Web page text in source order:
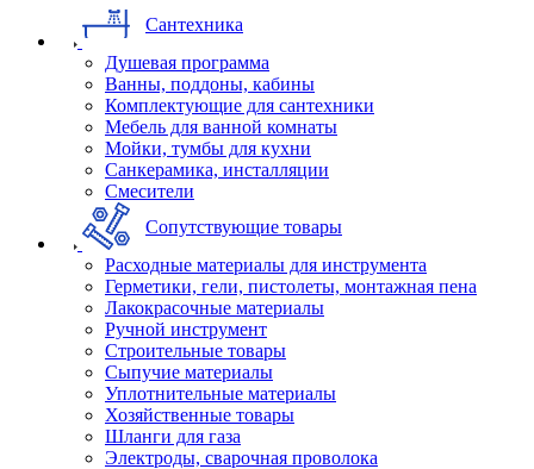
Сантехника
Душевая программа
Ванны, поддоны, кабины
Комплектующие для сантехники
Мебель для ванной комнаты
Мойки, тумбы для кухни
Санкерамика, инсталляции
Смесители
Сопутствующие товары
Расходные материалы для инструмента
Герметики, гели, пистолеты, монтажная пена
Лакокрасочные материалы
Ручной инструмент
Строительные товары
Сыпучие материалы
Уплотнительные материалы
Хозяйственные товары
Шланги для газа
Электроды, сварочная проволока